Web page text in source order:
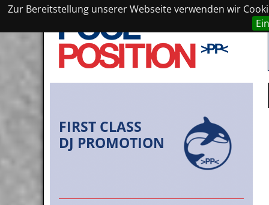
Zur Bereitstellung unserer Webseite verwenden wir
FIRST CLASS
DJ PROMOTION